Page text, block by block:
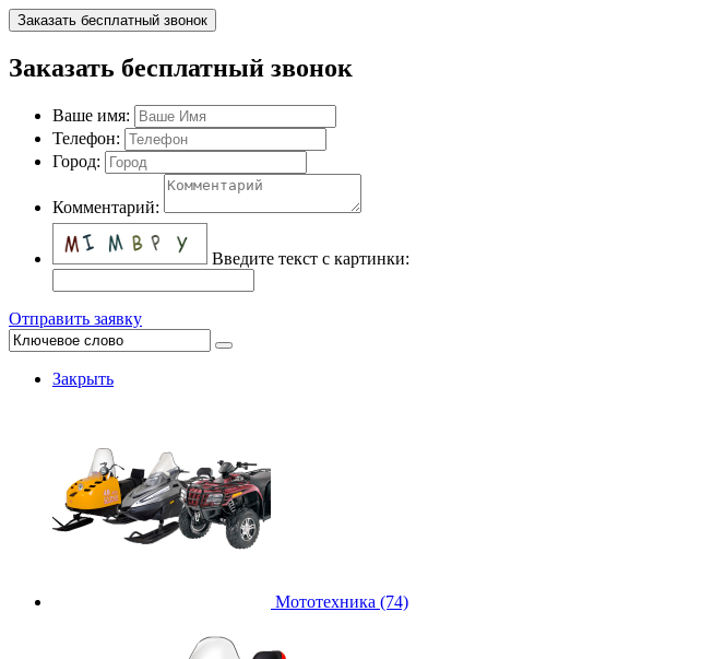
Заказать бесплатный звонок
Заказать бесплатный звонок
Ваше имя:
Телефон:
Город:
Комментарий:
Введите текст с картинки:
Отправить заявку
Закрыть
Мототехника (74)